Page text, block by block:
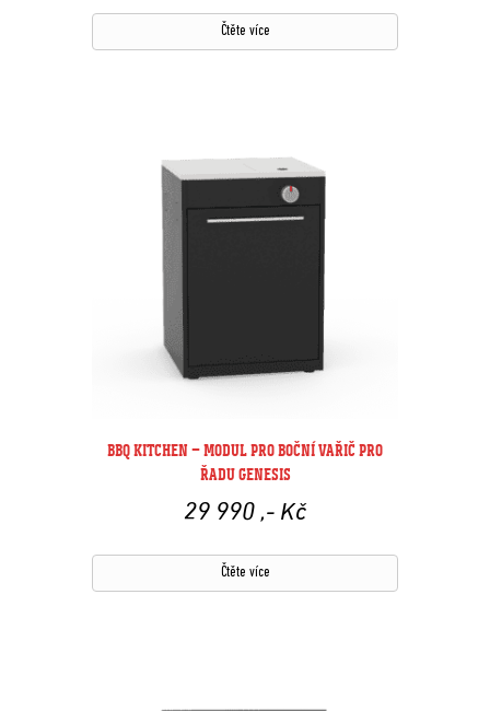
Čtěte více
BBQ KITCHEN – MODUL PRO BOČNÍ VAŘIČ PRO
ŘADU GENESIS
29 990 ,- Kč
Čtěte více